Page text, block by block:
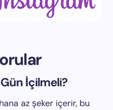
İçilmeli?
az şeker içerir, bu